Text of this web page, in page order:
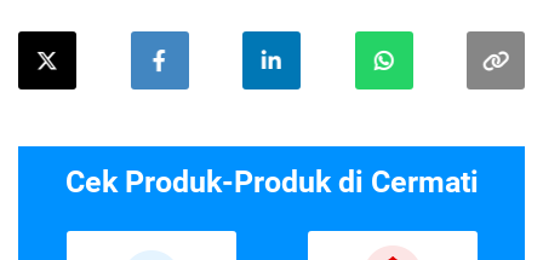
Cek Produk-Produk di Cermati